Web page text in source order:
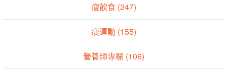
瘦飲食 (247)
瘦運動 (155)
營養師專欄 (106)